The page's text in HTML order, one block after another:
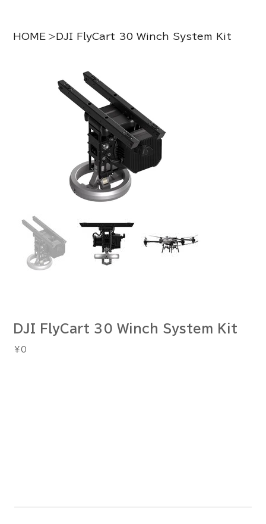
HOME > DJI FlyCart 30 Winch System Kit
DJI FlyCart 30 Winch System Kit
価
格
￥0